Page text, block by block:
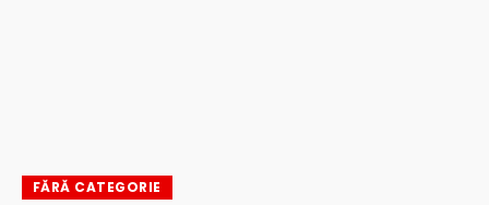
FĂRĂ CATEGORIE